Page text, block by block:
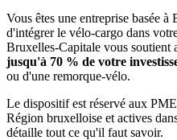
Vous êtes une entreprise basée
d'intégrer le vélo-cargo dans
Bruxelles-Capitale vous soutient
jusqu'à 70 % de votre
ou d'une remorque-vélo.
Le dispositif est réservé aux
Région bruxelloise et actives
détaille tout ce qu'il faut savoir.